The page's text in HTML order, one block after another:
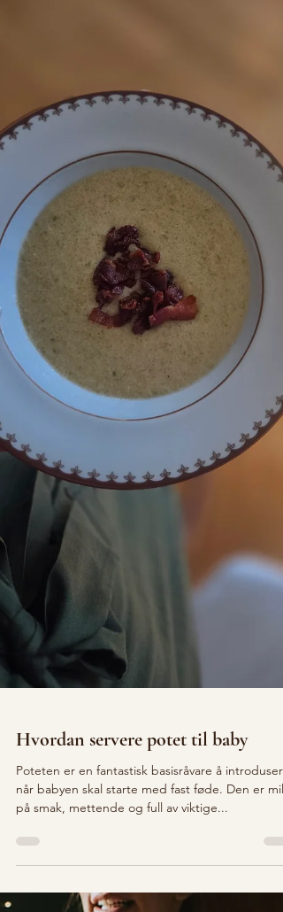
Hvordan servere potet til baby
Poteten er en fantastisk basisråvare å introdusere
på smak, mettende og full av viktige...